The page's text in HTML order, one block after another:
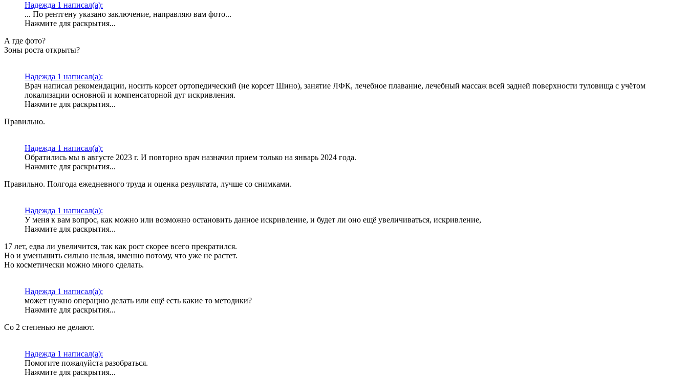
Надежда 1 написал(а):
... По рентгену указано заключение, направляю вам фото...
Нажмите для раскрытия...
А где фото?
Зоны роста открыты?
Надежда 1 написал(а):
Врач написал рекомендации, носить корсет ортопедический (не корсет Шино), занятие ЛФК, лечебное плавание, лечебный массаж всей задней поверхности туловища с учётом
локализации основной и компенсаторной дуг искривления.
Нажмите для раскрытия...
Правильно.
Надежда 1 написал(а):
Обратились мы в августе 2023 г. И повторно врач назначил прием только на январь 2024 года.
Нажмите для раскрытия...
Правильно. Полгода ежедневного труда и оценка результата, лучше со снимками.
Надежда 1 написал(а):
У меня к вам вопрос, как можно или возможно остановить данное искривление, и будет ли оно ещё увеличиваться, искривление,
Нажмите для раскрытия...
17 лет, едва ли увеличится, так как рост скорее всего прекратился.
Но и уменьшить сильно нельзя, именно потому, что уже не растет.
Но косметически можно много сделать.
Надежда 1 написал(а):
может нужно операцию делать или ещё есть какие то методики?
Нажмите для раскрытия...
Со 2 степенью не делают.
Надежда 1 написал(а):
Помогите пожалуйста разобраться.
Нажмите для раскрытия...